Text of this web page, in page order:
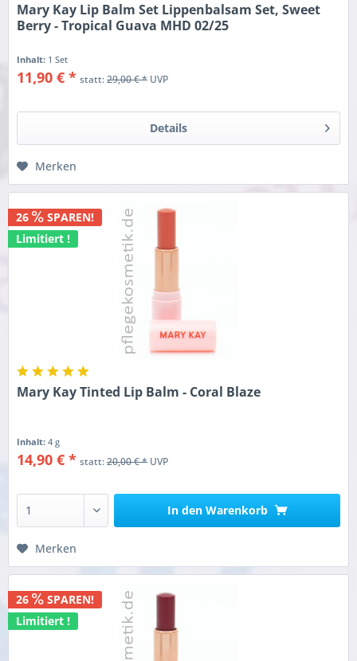
Mary Kay Lip Balm Set Lippenbalsam Set, Sweet
Berry - Tropical Guava MHD 02/25
Inhalt: 1 Set
11,90 € * statt:29,00 € *UVP
Details
Merken
26
SPAREN!
Limitiert !
Mary Kay Tinted Lip Balm - Coral Blaze
Inhalt:4 g
14,90 € * statt:20,00 € *UVP
In den Warenkorb
Merken
26
SPAREN!
Limitiert !